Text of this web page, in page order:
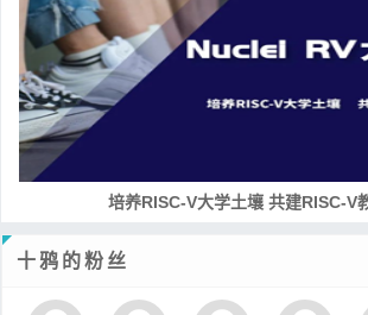
培养RISC-V大学土壤 共建RISC-V
十鸦的粉丝